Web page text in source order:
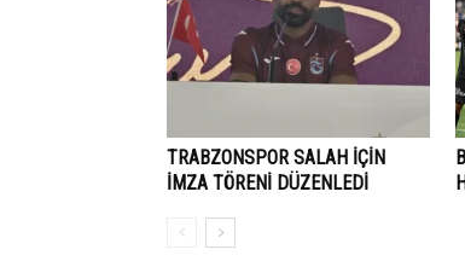
TRABZONSPOR SALAH İÇİN
İMZA TÖRENİ DÜZENLEDİ